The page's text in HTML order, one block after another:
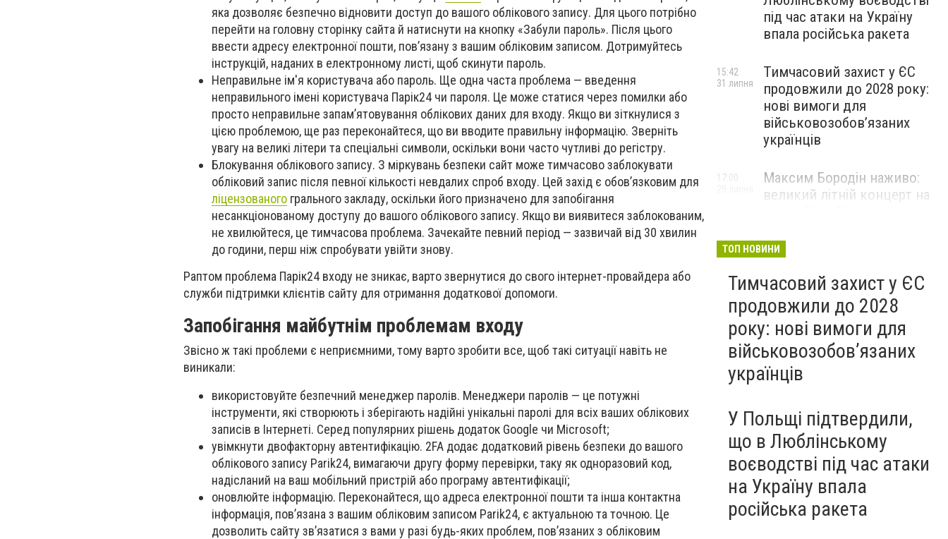
яка дозволяє безпечно відновити доступ до вашого облікового запису. Для цього потрібно
перейти на головну сторінку сайта й натиснути на кнопку «Забули пароль». Після цього
ввести адресу електронної пошти, пов’язану з вашим обліковим записом. Дотримуйтесь
інструкцій, наданих в електронному листі, щоб скинути пароль.
Неправильне ім'я користувача або пароль. Ще одна часта проблема — введення
неправильного імені користувача Парік24 чи пароля. Це може статися через помилки або
просто неправильне запам’ятовування облікових даних для входу. Якщо ви зіткнулися з
цією проблемою, ще раз переконайтеся, що ви вводите правильну інформацію. Зверніть
увагу на великі літери та спеціальні символи, оскільки вони часто чутливі до регістру.
Блокування облікового запису. З міркувань безпеки сайт може тимчасово заблокувати
обліковий запис після певної кількості невдалих спроб входу. Цей захід є обов’язковим для
ліцензованого грального закладу, оскільки його призначено для запобігання
несанкціонованому доступу до вашого облікового запису. Якщо ви виявитеся заблокованим,
не хвилюйтеся, це тимчасова проблема. Зачекайте певний період — зазвичай від 30 хвилин
до години, перш ніж спробувати увійти знову.
Раптом проблема Парік24 входу не зникає, варто звернутися до свого інтернет-провайдера або
служби підтримки клієнтів сайту для отримання додаткової допомоги.
Запобігання майбутнім проблемам входу
Звісно ж такі проблеми є неприємними, тому варто зробити все, щоб такі ситуації навіть не
виникали:
використовуйте безпечний менеджер паролів. Менеджери паролів — це потужні
інструменти, які створюють і зберігають надійні унікальні паролі для всіх ваших облікових
записів в Інтернеті. Серед популярних рішень додаток Google чи Microsoft;
увімкнути двофакторну автентифікацію. 2FA додає додатковий рівень безпеки до вашого
облікового запису Parik24, вимагаючи другу форму перевірки, таку як одноразовий код,
надісланий на ваш мобільний пристрій або програму автентифікації;
оновлюйте інформацію. Переконайтеся, що адреса електронної пошти та інша контактна
інформація, пов’язана з вашим обліковим записом Parik24, є актуальною та точною. Це
дозволить сайту зв’язатися з вами у разі будь-яких проблем, пов’язаних з обліковим
під час атаки на Україну
впала російська ракета
Тимчасовий захист у ЄС
продовжили до 2028 року:
нові вимоги для
військовозобов’язаних
українців
15:42
31 липня
Максим Бородін наживо:
великий літній концерт на
17:00
ТОП НОВИНИ
Тимчасовий захист у ЄС
продовжили до 2028
року: нові вимоги для
військовозобов’язаних
українців
У Польщі підтвердили,
що в Люблінському
воєводстві під час атаки
на Україну впала
російська ракета